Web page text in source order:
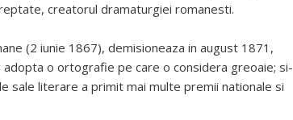
creatorul dramaturgiei romanesti.
(2 iunie 1867), demisioneaza in august 1871,
o ortografie pe care o considera greoaie; si-
sale literare a primit mai multe premii nationale si